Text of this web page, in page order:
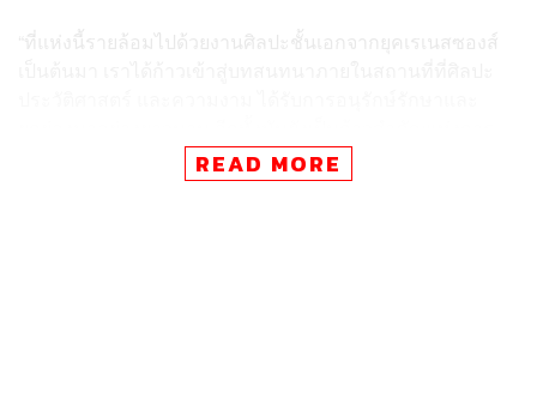
“ที่แห่งนี้รายล้อมไปด้วยงานศิลปะชั้นเอกจากยุคเรเนสซองส์
เริ่มต้นการผูกมิตรที่มีความหมายกับทางสถาบันผู้อุทิศให้กับ
ความเป็นเลิศและมรดกตกทอดทางวัฒนธรรม และเป็นการ
READ MORE